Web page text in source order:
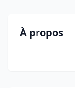
À propos